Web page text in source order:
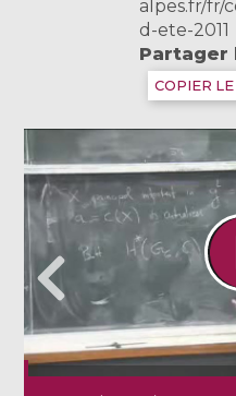
alpes.fr/fr/
d-ete-2011
Partager
COPIER